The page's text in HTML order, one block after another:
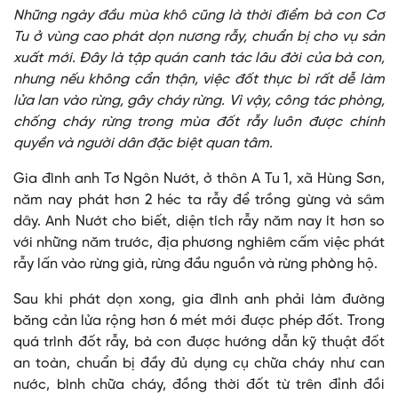
Những ngày đầu mùa khô cũng là thời điểm bà con Cơ
Tu ở vùng cao phát dọn nương rẫy, chuẩn bị cho vụ sản
xuất mới. Đây là tập quán canh tác lâu đời của bà con,
nhưng nếu không cẩn thận, việc đốt thực bì rất dễ làm
lửa lan vào rừng, gây cháy rừng. Vì vậy, công tác phòng,
chống cháy rừng trong mùa đốt rẫy luôn được chính
quyền và người dân đặc biệt quan tâm.
Gia đình anh Tơ Ngôn Nướt, ở thôn A Tu 1, xã Hùng Sơn,
năm nay phát hơn 2 héc ta rẫy để trồng gừng và sâm
dây. Anh Nướt cho biết, diện tích rẫy năm nay ít hơn so
với những năm trước, địa phương nghiêm cấm việc phát
rẫy lấn vào rừng già, rừng đầu nguồn và rừng phòng hộ.
Sau khi phát dọn xong, gia đình anh phải làm đường
băng cản lửa rộng hơn 6 mét mới được phép đốt. Trong
quá trình đốt rẫy, bà con được hướng dẫn kỹ thuật đốt
an toàn, chuẩn bị đầy đủ dụng cụ chữa cháy như can
nước, bình chữa cháy, đồng thời đốt từ trên đỉnh đồi